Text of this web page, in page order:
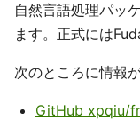
自然言語処理パッ
ます。正式には
次のところに情報
GitHub xpqiu/